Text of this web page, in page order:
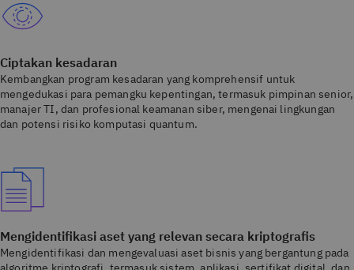
Ciptakan kesadaran
Kembangkan program kesadaran yang komprehensif untuk
mengedukasi para pemangku kepentingan, termasuk pimpinan senior,
manajer TI, dan profesional keamanan siber, mengenai lingkungan
dan potensi risiko komputasi quantum.
Mengidentifikasi aset yang relevan secara kriptografis
Mengidentifikasi dan mengevaluasi aset bisnis yang bergantung pada